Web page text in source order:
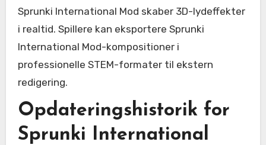
Sprunki International Mod skaber 3D-lydeffekter
i realtid. Spillere kan eksportere Sprunki
International Mod-kompositioner i
professionelle STEM-formater til ekstern
redigering.
Opdateringshistorik for
Sprunki International